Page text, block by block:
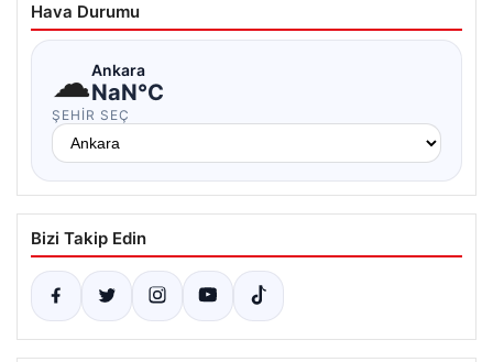
Hava Durumu
☁Ankara
NaN°C
ŞEHIR SEÇ
Bizi Takip Edin